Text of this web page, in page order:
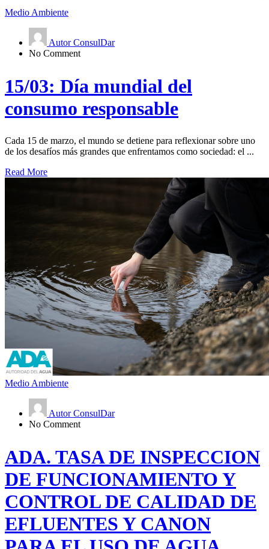
Medio Ambiente
Autor ConsulDar
No Comment
15/03: Día mundial del
consumo responsable
Cada 15 de marzo, el mundo se detiene para reflexionar sobre uno
de los desafíos más grandes que enfrentamos como sociedad: el ...
Read More
Medio Ambiente
Autor ConsulDar
No Comment
ADA. TASA DE INSPECCION
DE FUNCIONAMIENTO Y
CONTROL DE CALIDAD DE
EFLUENTES Y CANON